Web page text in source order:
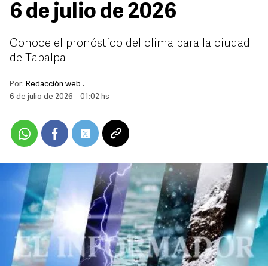
6 de julio de 2026
Conoce el pronóstico del clima para la ciudad
de Tapalpa
Por: Redacción web .
6 de julio de 2026 - 01:02 hs